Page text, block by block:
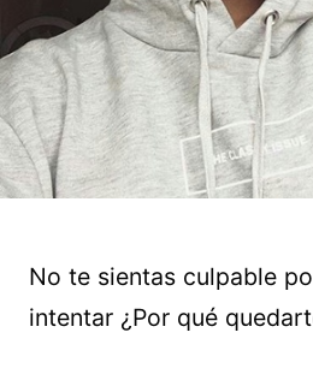
No te sientas culpable
intentar ¿Por qué